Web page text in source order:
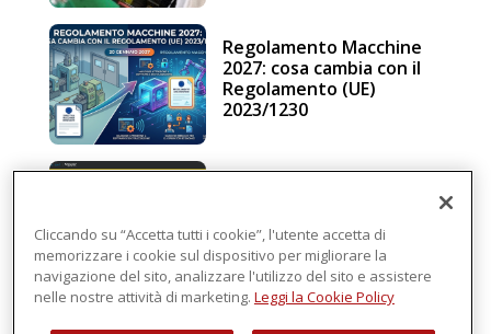
Regolamento Macchine
2027: cosa cambia con il
Regolamento (UE)
2023/1230
intelligenza in cloud
Cliccando su “Accetta tutti i cookie”, l'utente accetta di
memorizzare i cookie sul dispositivo per migliorare la
navigazione del sito, analizzare l'utilizzo del sito e assistere
nelle nostre attività di marketing. Leggi la Cookie Policy